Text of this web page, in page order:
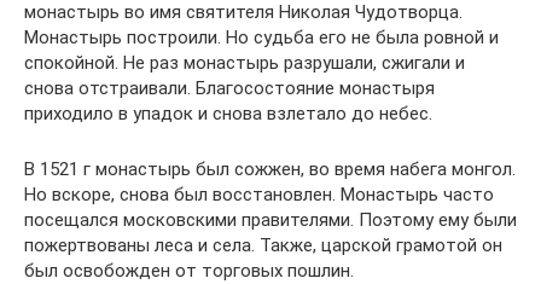
монастырь во имя святителя Николая Чудотворца.
Монастырь построили. Но судьба его не была ровной и
спокойной. Не раз монастырь разрушали, сжигали и
снова отстраивали. Благосостояние монастыря
приходило в упадок и снова взлетало до небес.
В 1521 г монастырь был сожжен, во время набега монгол.
Но вскоре, снова был восстановлен. Монастырь часто
посещался московскими правителями. Поэтому ему были
пожертвованы леса и села. Также, царской грамотой он
был освобожден от торговых пошлин.